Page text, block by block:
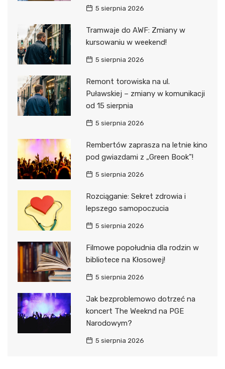
5 sierpnia 2026
Tramwaje do AWF: Zmiany w
kursowaniu w weekend!
5 sierpnia 2026
Remont torowiska na ul.
Puławskiej – zmiany w komunikacji
od 15 sierpnia
5 sierpnia 2026
Rembertów zaprasza na letnie kino
pod gwiazdami z „Green Book”!
5 sierpnia 2026
Rozciąganie: Sekret zdrowia i
lepszego samopoczucia
5 sierpnia 2026
Filmowe popołudnia dla rodzin w
bibliotece na Kłosowej!
5 sierpnia 2026
Jak bezproblemowo dotrzeć na
koncert The Weeknd na PGE
Narodowym?
5 sierpnia 2026